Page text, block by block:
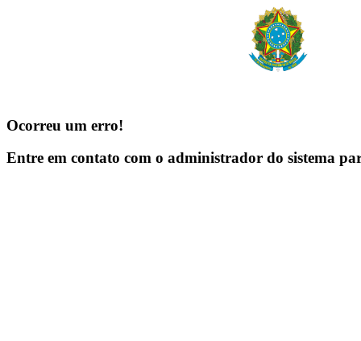
Ocorreu um erro!
Entre em contato com o administrador do sistema